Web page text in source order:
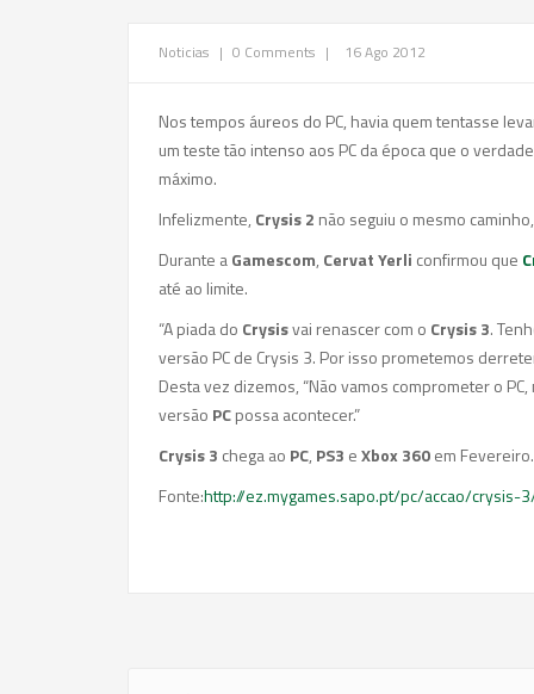
Noticias | 0 Comments | 16 Ago 2012
Nos tempos áureos do PC, havia quem tentasse
um teste tão intenso aos PC da época que o
máximo.
Infelizmente, Crysis 2 não seguiu o mesmo
Durante aGamescom, Cervat Yerli confirmou que
até ao limite.
“A piada do Crysisvai renascer com o Crysis 3.
versão PC de Crysis 3. Por isso prometemos
Desta vez dizemos, “Não vamos comprometer o
versão PCpossa acontecer.”
Crysis 3 chega ao PC, PS3 eXbox 360em Fevereiro.
Fonte:http://ez.mygames.sapo.pt/pc/accao/